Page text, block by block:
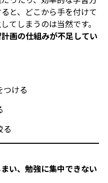
と、どこから手を付けて
てしまうのは当然です。
画の仕組みが不足してい
つける
る
い、勉強に集中できない